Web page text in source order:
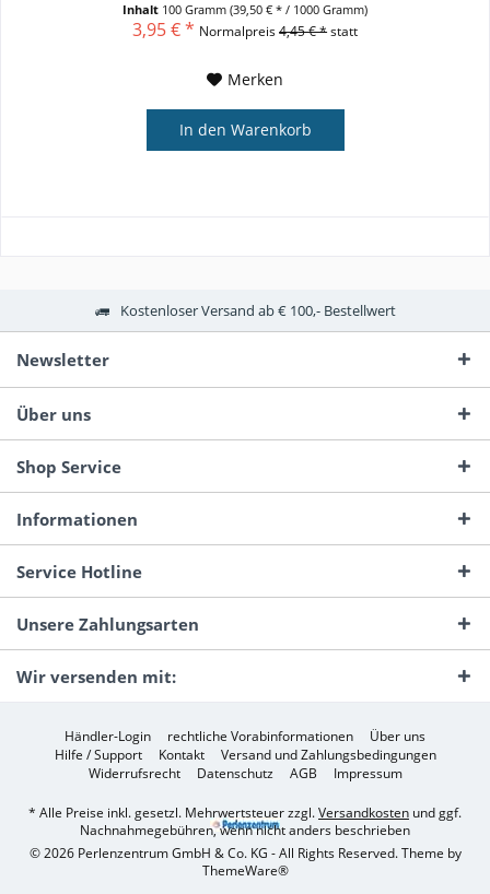
Inhalt 100 Gramm(39,50 € * / 1000 Gramm)
3,95 € * Normalpreis4,45 € *statt
Merken
In den Warenkorb
Kostenloser Versand ab € 100,- Bestellwert
Newsletter
Über uns
Shop Service
Informationen
Service Hotline
Unsere Zahlungsarten
Wir versenden mit:
Händler-Login rechtliche Vorabinformationen
Über uns
Hilfe / Support
Kontakt
Versand und Zahlungsbedingungen
Widerrufsrecht
Datenschutz AGB Impressum
* Alle Preise inkl. gesetzl. Mehrwertsteuer zzgl.Versandkosten und ggf.
Nachnahmegebühren, wenn nicht anders beschrieben
© 2026 Perlenzentrum GmbH & Co. KG - All Rights Reserved. Theme by
ThemeWare®